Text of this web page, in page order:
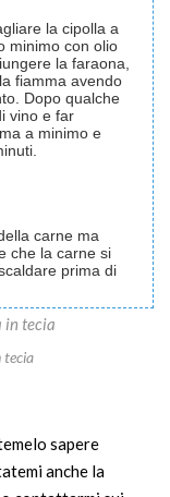
la cipolla a
minimo con olio
la faraona,
fiamma avendo
Dopo qualche
vino e far
a minimo e
carne ma
che la carne si
prima di
tecia
sapere
anche la